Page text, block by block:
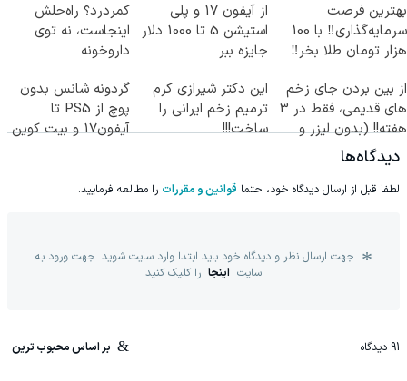
بهترین فرصت
سرمایه‌گذاری‼️ با 100
هزار تومان طلا بخر‼️
از آیفون 17 و پلی
استیشن 5 تا 1000 دلار
جایزه ببر
کمردرد؟ راه‌حلش
اینجاست، نه توی
داروخونه
از بین بردن جای زخم
های قدیمی، فقط در 3
هفته!! (بدون لیزر و
جراحی)
این دکتر شیرازی کرم
ترمیم زخم ایرانی را
ساخت!!!
گردونه شانس بدون
پوچ از PS5 تا
آیفون17 و بیت کوین
دیدگاه‌ها
لطفا قبل از ارسال دیدگاه خود، حتما قوانین و مقررات را مطالعه فرمایید.
جهت ارسال نظر و دیدگاه خود باید ابتدا وارد سایت شوید. جهت ورود به
سایت اینجا را کلیک کنید
91 دیدگاه بر اساس محبوب ترین